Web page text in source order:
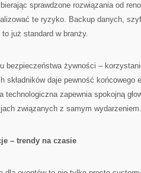
sprawdzone rozwiązania od
te ryzyko. Backup danych,
już standard w branży.
bezpieczeństwa żywności –
składników daje pewność końcowego
technologiczna zapewnia spokojną
związanych z samym wydarzeniem.
– trendy na czasie